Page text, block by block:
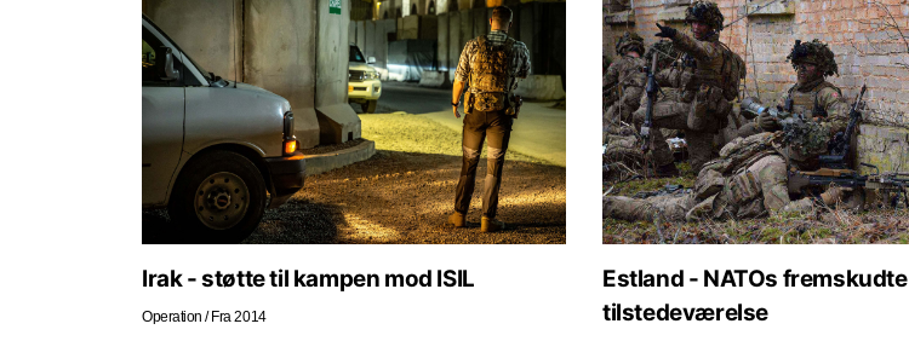
Irak - støtte til kampen mod ISIL
Operation / Fra 2014
Estland - NATOs fremskudte
tilstedeværelse